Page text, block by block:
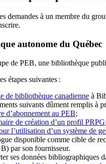
demandes à un membre du
autonome du Québec
de PEB, une bibliothèque
étapes suivantes :
de bibliothèque canadienne à
suivants dûment remplis à
d’abonnement au PEB;
de création d’un profil PRPG;
l’utilisation d’un système de
disponible comme cible de
par son fournisseur.
ses données bibliographiques